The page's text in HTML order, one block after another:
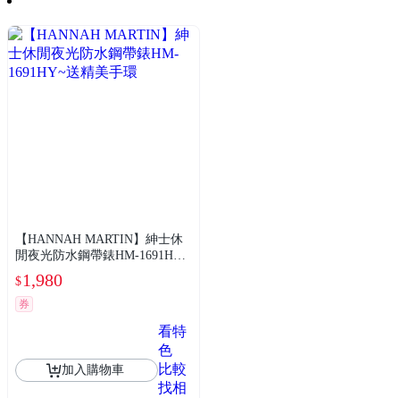
【HANNAH MARTIN】紳士休
閒夜光防水鋼帶錶HM-1691HY~
送精美手環
$1,980
券
加入購物車
看特
色
比較
找相